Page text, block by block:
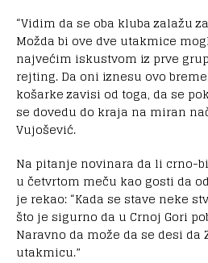
“Vidim da se oba kluba zalažu
Možda bi ove dve utakmice
najvećim iskustvom iz prve
rejting. Da oni iznesu ovo
košarke zavisi od toga, da se
se dovedu do kraja na miran
Vujošević.
Na pitanje novinara da li crno-
u četvrtom meču kao gosti da
je rekao: “Kada se stave neke
što je sigurno da u Crnoj Gori
Naravno da može da se desi da
utakmicu.”